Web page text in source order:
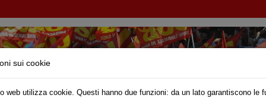
sui cookie
web utilizza cookie. Questi hanno due funzioni: da un lato garantiscono le